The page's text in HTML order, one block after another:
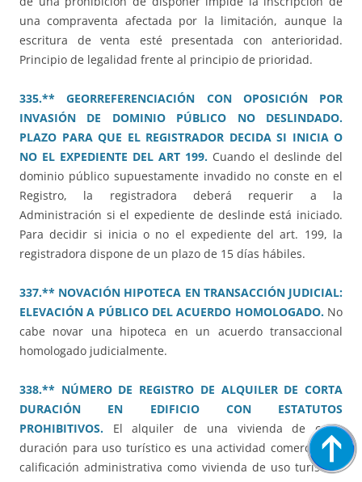
una compraventa afectada por la limitación, aunque la
escritura de venta esté presentada con anterioridad.
Principio de legalidad frente al principio de prioridad.
335.** GEORREFERENCIACIÓN CON OPOSICIÓN POR
INVASIÓN DE DOMINIO PÚBLICO NO DESLINDADO.
PLAZO PARA QUE EL REGISTRADOR DECIDA SI INICIA O
NO EL EXPEDIENTE DEL ART 199. Cuando el deslinde del
dominio público supuestamente invadido no conste en el
Registro, la registradora deberá requerir a la
Administración si el expediente de deslinde está iniciado.
Para decidir si inicia o no el expediente del art. 199, la
registradora dispone de un plazo de 15 días hábiles.
337.** NOVACIÓN HIPOTECA EN TRANSACCIÓN JUDICIAL:
ELEVACIÓN A PÚBLICO DEL ACUERDO HOMOLOGADO. No
cabe novar una hipoteca en un acuerdo transaccional
homologado judicialmente.
338.** NÚMERO DE REGISTRO DE ALQUILER DE CORTA
DURACIÓN EN EDIFICIO CON ESTATUTOS
PROHIBITIVOS.
El alquiler de una vivienda de corta
duración para uso turístico es una actividad comercial. La
calificación administrativa como vivienda de uso turístico,